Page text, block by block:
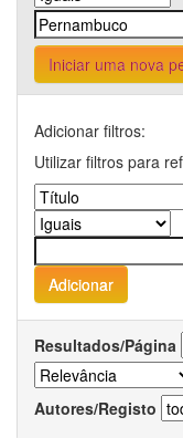
Iniciar uma nova
Adicionar filtros:
Utilizar filtros para
Resultados/Página
Autores/Registo